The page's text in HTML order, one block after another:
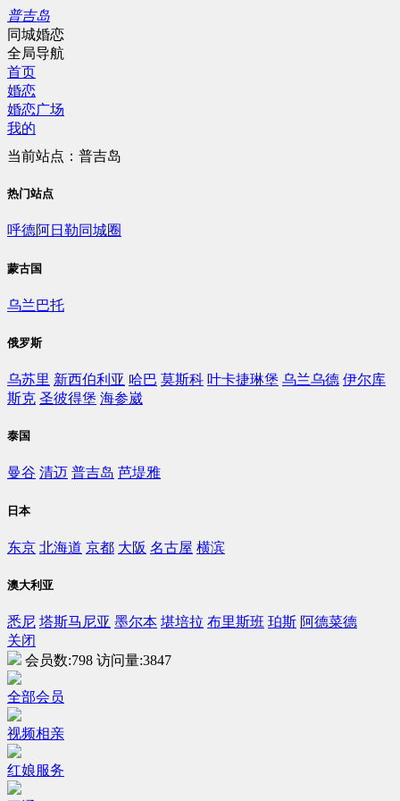
普吉岛
同城婚恋
全局导航
首页
婚恋
婚恋广场
我的
当前站点：普吉岛
热门站点
呼德阿日勒同城圈
蒙古国
乌兰巴托
俄罗斯
乌苏里 新西伯利亚 哈巴 莫斯科 叶卡捷琳堡 乌兰乌德 伊尔库
斯克 圣彼得堡 海参崴
泰国
曼谷 清迈 普吉岛 芭堤雅
日本
东京 北海道 京都 大阪 名古屋 横滨
澳大利亚
悉尼 塔斯马尼亚 墨尔本 堪培拉 布里斯班 珀斯 阿德菜德
关闭
会员数:798 访问量:3847
全部会员
视频相亲
红娘服务